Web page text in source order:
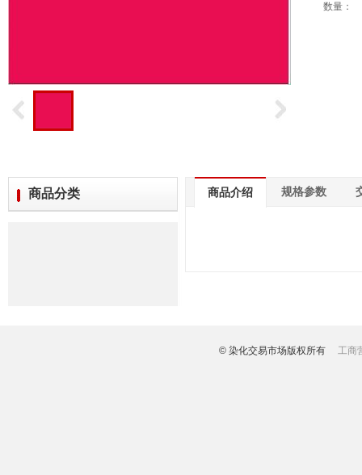
数量：
商品分类 商品介绍 规格参数
© 染化交易市场版权所有 工商